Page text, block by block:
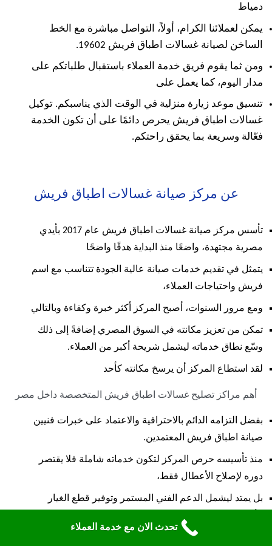
دمياط
يمكن لعملائنا الكرام، أولاً، التواصل مباشرة مع الخط
الساخن لصيانة غسالات اطباق فريش 19602.
ومن ثما يقوم فريق خدمة العملاء باستقبال طلباتكم على
مدار اليوم، كما يعمل على
تنسيق موعد زيارة منزلية في الوقت الذي يناسبكم. توكيل
غسالات اطباق فريش يحرص دائمًا على أن تكون الخدمة
فعّالة وسريعة بما يحقق راحتكم.
عن مركز صيانة غسالات اطباق فريش
تأسس مركز صيانة غسالات اطباق فريش عام 2017 بأيدي
مصرية مجتهدة، واضعًا منذ البداية هدفًا واضحًا
يتمثل في تقديم خدمات صيانة عالية الجودة تتناسب مع اسم
فريش واحتياجات العملاء،
ومع مرور السنوات، أصبح المركز أكثر خبرة وكفاءة وبالتالي
تمكن من تعزيز مكانته في السوق المصري إضافةً إلى ذلك
وسّع نطاق خدماته ليشمل شريحة أكبر من العملاء.
لقد استطاع المركز أن يرسخ مكانته كأحد
أهم مراكز تصليح غسالات اطباق فريش المتخصصة داخل مصر
بفضل التزامه الدائم بالاحترافية والاعتماد على خبرات فنيين
صيانة اطباق فريش المعتمدين.
منذ تأسيسه حرص المركز لتكون خدماته شاملة فلا يقتصر
دوره لإصلاح الأعطال فقط،
بل يمتد ليشمل الدعم الفني المستمر وتوفير قطع الغيار
هذا النهج جعل العملاء يشعرون بالثقة والاطمئنان حيث يعلمون
تحدث الان مع خدمة العملاء